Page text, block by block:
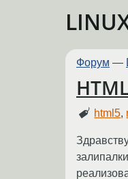
Форум —
html5,